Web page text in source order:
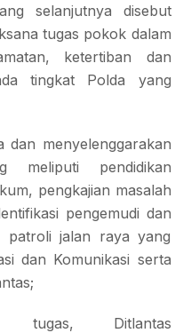
selanjutnya disebut
tugas pokok dalam
ketertiban dan
tingkat Polda yang
dan menyelenggarakan
pendidikan
pengkajian masalah
pengemudi dan
patroli jalan raya yang
dan Komunikasi serta
tugas, Ditlantas